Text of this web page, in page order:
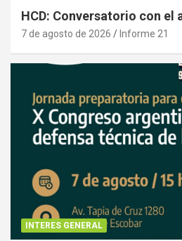
HCD: Conversatorio con el
7 de agosto de 2026 Informe 21
INTERES GENERAL